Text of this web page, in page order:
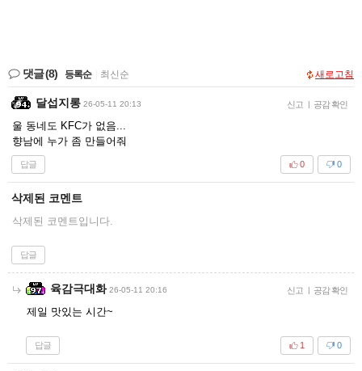
댓글(8) 등록순 최신순 새로고침
달섭지롱 26-05-11 20:13 신고 | 공감 확인
울 동네도 KFC가 없음...
향남에 누가 좀 만들어줘
답글 0
0
삭제된 코멘트
삭제된 코멘트입니다.
답글
육감극대화 26-05-11 20:16 신고 | 공감 확인
제일 맛있는 시간~
답글 0
1